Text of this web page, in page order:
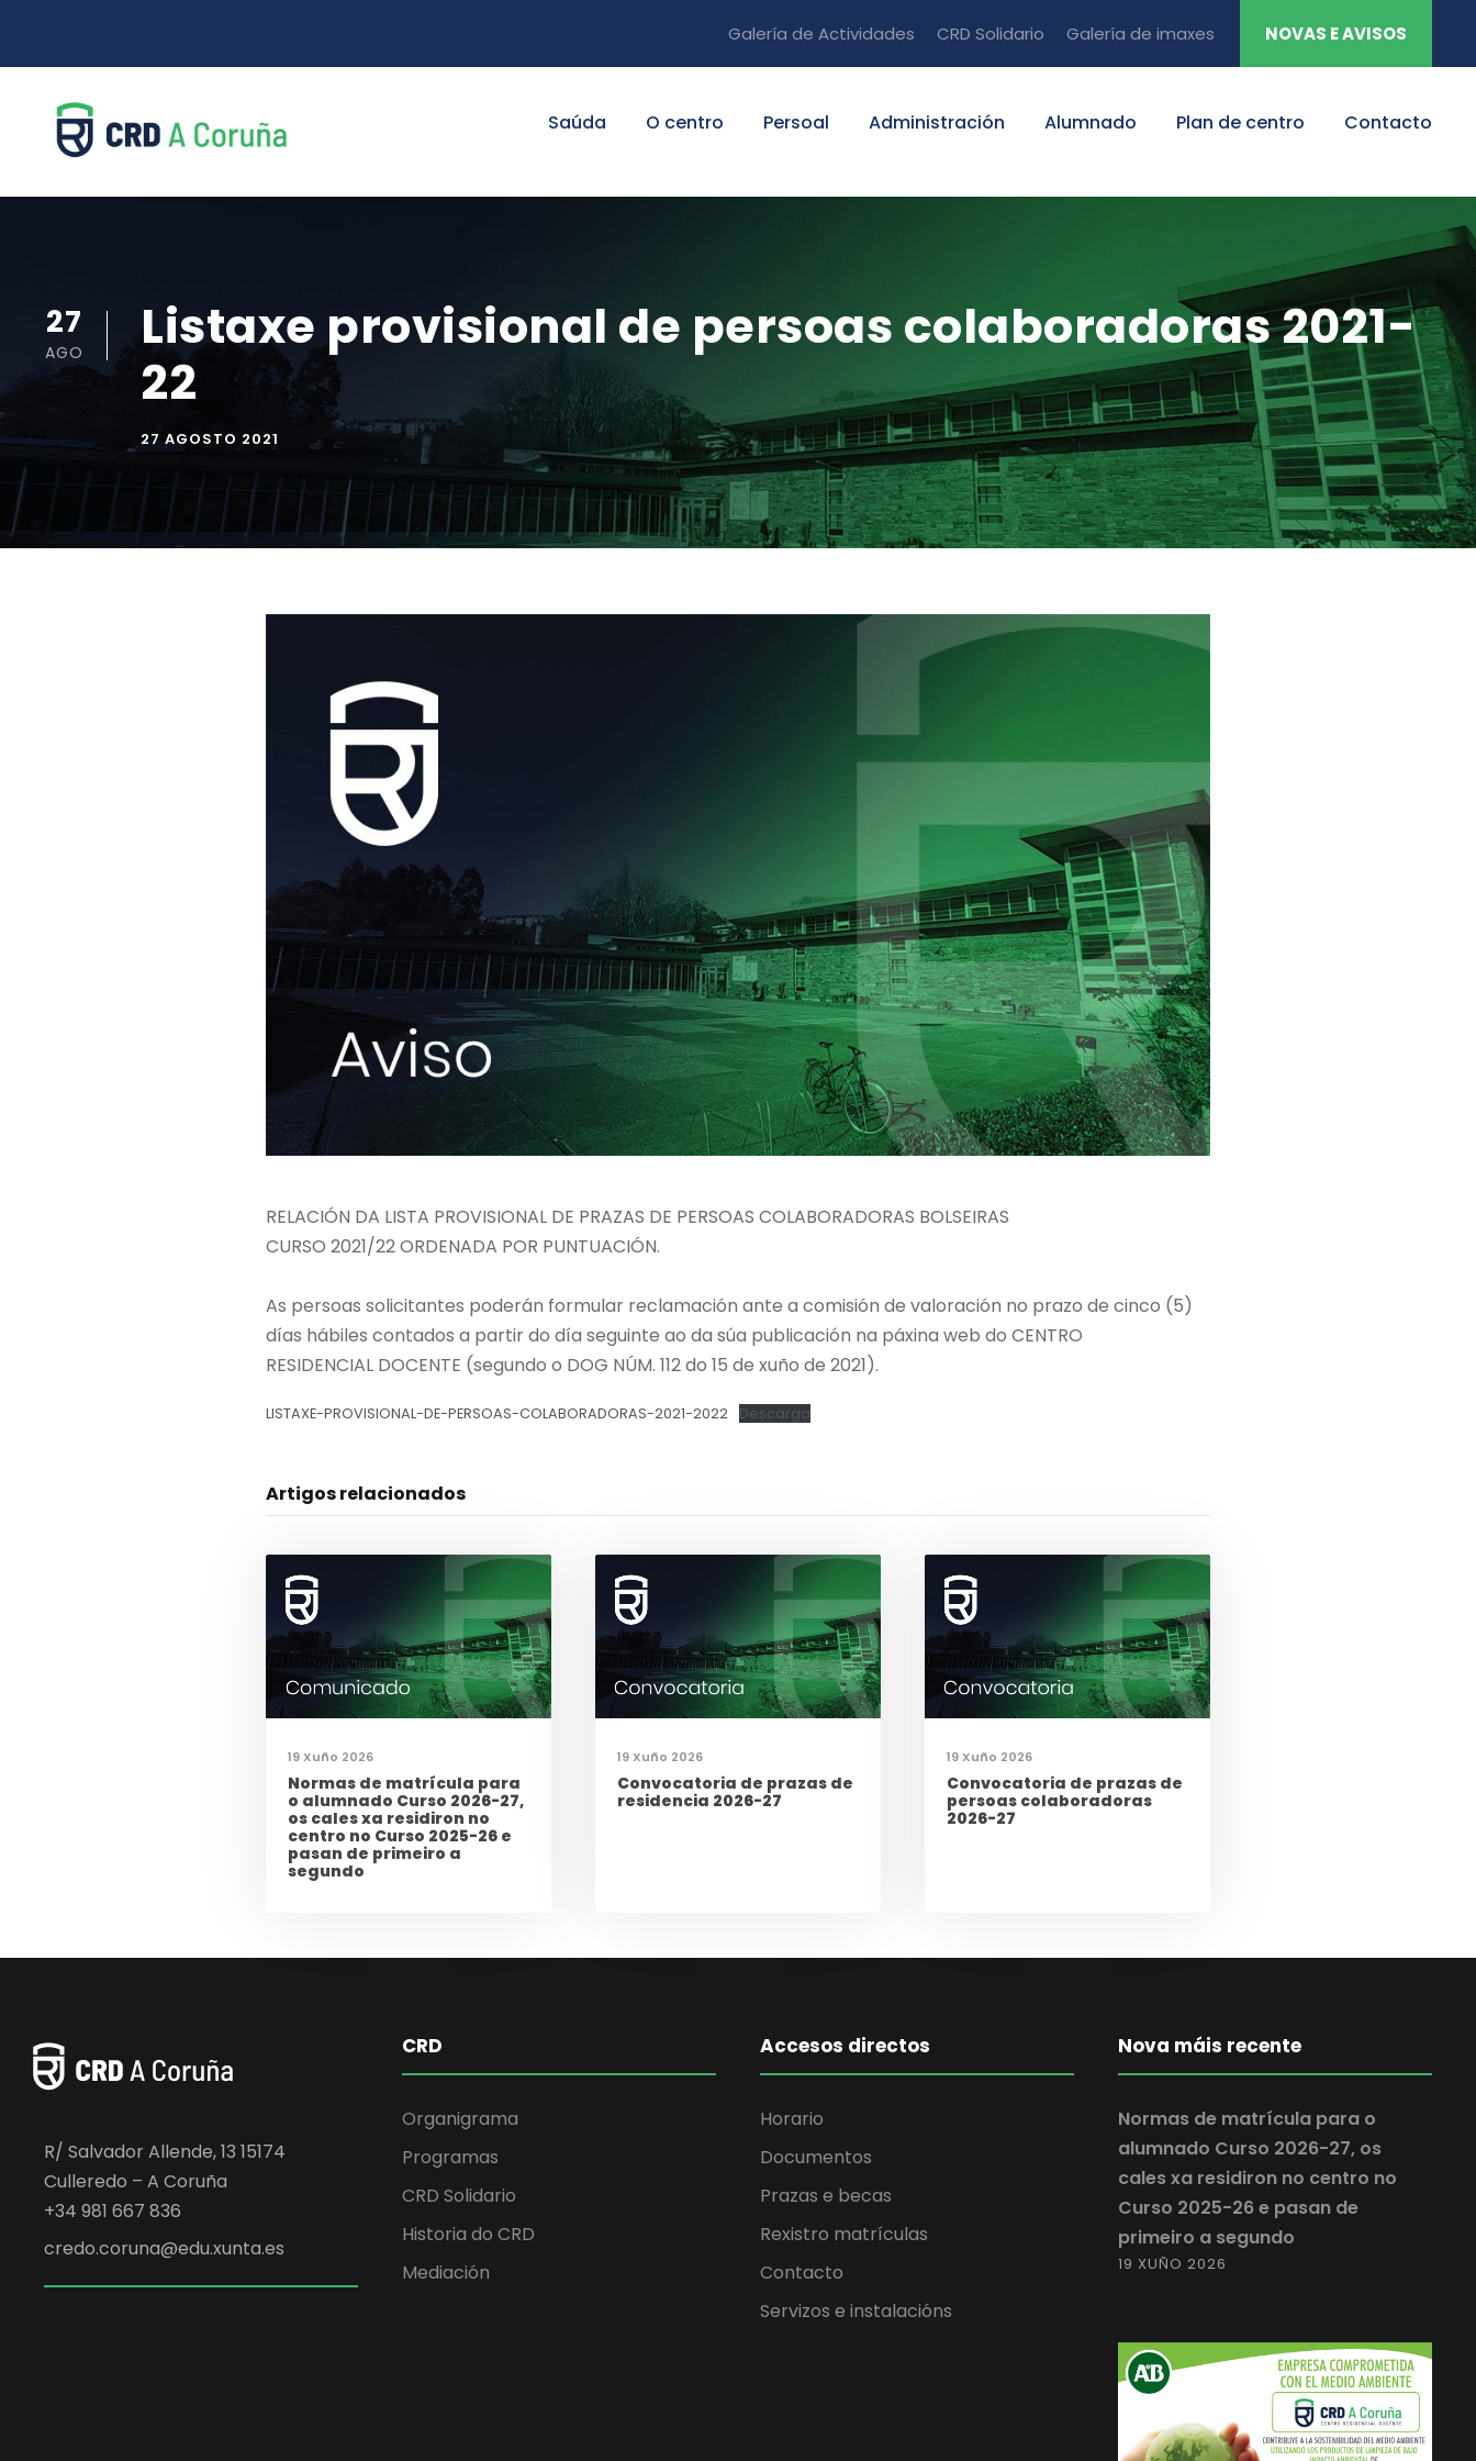
Galería de Actividades CRD Solidario Galería de imaxes NOVAS E AVISOS
Saúda O centro Persoal Administración Alumnado Plan de centro Contacto
27
AGO
Listaxe provisional de persoas colaboradoras 2021-
22
27 AGOSTO 2021
RELACIÓN DA LISTA PROVISIONAL DE PRAZAS DE PERSOAS COLABORADORAS BOLSEIRAS
CURSO 2021/22 ORDENADA POR PUNTUACIÓN.
As persoas solicitantes poderán formular reclamación ante a comisión de valoración no prazo de cinco (5)
días hábiles contados a partir do día seguinte ao da súa publicación na páxina web do CENTRO
RESIDENCIAL DOCENTE (segundo o DOG NÚM. 112 do 15 de xuño de 2021).
LISTAXE-PROVISIONAL-DE-PERSOAS-COLABORADORAS-2021-2022 Descarga
Artigos relacionados
19 Xuño 2026
Normas de matrícula para
o alumnado Curso 2026-27,
os cales xa residiron no
centro no Curso 2025-26 e
pasan de primeiro a
segundo
19 Xuño 2026
Convocatoria de prazas de
residencia 2026-27
19 Xuño 2026
Convocatoria de prazas de
persoas colaboradoras
2026-27
R/ Salvador Allende, 13 15174
Culleredo – A Coruña
+34 981 667 836
credo.coruna@edu.xunta.es
CRD
Organigrama
Programas
CRD Solidario
Historia do CRD
Mediación
Accesos directos
Horario
Documentos
Prazas e becas
Rexistro matrículas
Contacto
Servizos e instalacións
Nova máis recente
Normas de matrícula para o
alumnado Curso 2026-27, os
cales xa residiron no centro no
Curso 2025-26 e pasan de
primeiro a segundo
19 XUÑO 2026